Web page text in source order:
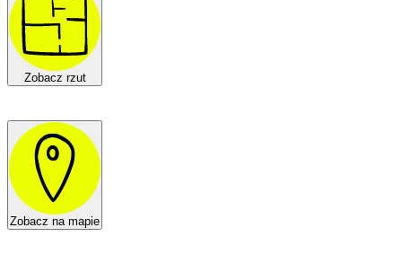
Zobacz rzut
Zobacz na mapie